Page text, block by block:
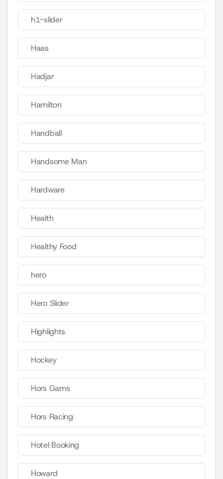
h1-slider
Haas
Hadjar
Hamilton
Handball
Handsome Man
Hardware
Health
Healthy Food
hero
Hero Slider
Highlights
Hockey
Hors Gams
Hors Racing
Hotel Booking
Howard